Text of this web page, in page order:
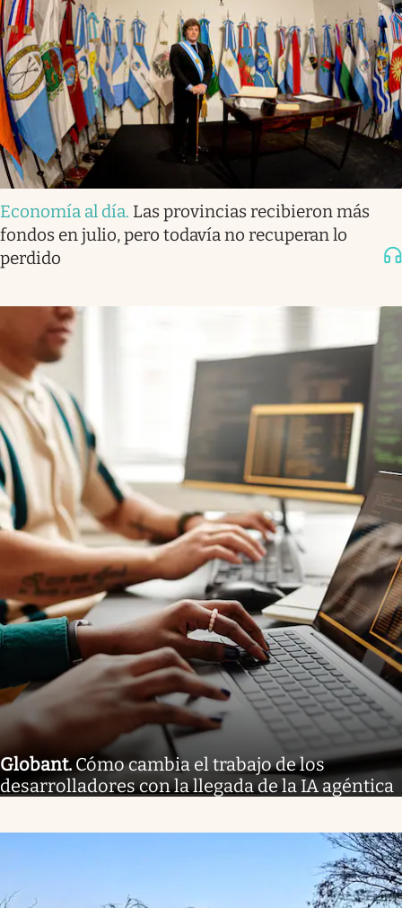
Economía al día. Las provincias recibieron más
fondos en julio, pero todavía no recuperan lo
perdido
Globant. Cómo cambia el trabajo de los
desarrolladores con la llegada de la IA agéntica